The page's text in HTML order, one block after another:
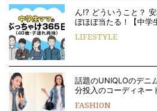
ん!? どういうこと？
ぼほぼ当たる！【中学
LIFESTYLE
話題のUNIQLOのデニ
分投入のコーディネー
FASHION